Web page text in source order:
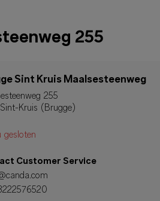
255
Sint Kruis Maalsesteenweg
255
Kruis (Brugge)
gesloten
Customer Service